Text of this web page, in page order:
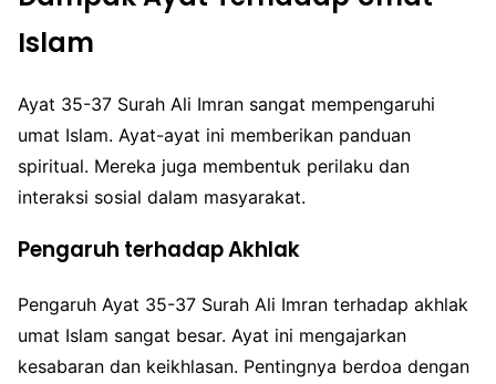
Islam
Ayat 35-37 Surah Ali Imran sangat mempengaruhi
umat Islam. Ayat-ayat ini memberikan panduan
spiritual. Mereka juga membentuk perilaku dan
interaksi sosial dalam masyarakat.
Pengaruh terhadap Akhlak
Pengaruh Ayat 35-37 Surah Ali Imran terhadap akhlak
umat Islam sangat besar. Ayat ini mengajarkan
kesabaran dan keikhlasan. Pentingnya berdoa dengan